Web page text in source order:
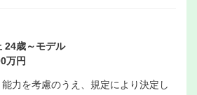
24歳～モデル
万円
力を考慮のうえ、規定により決定し